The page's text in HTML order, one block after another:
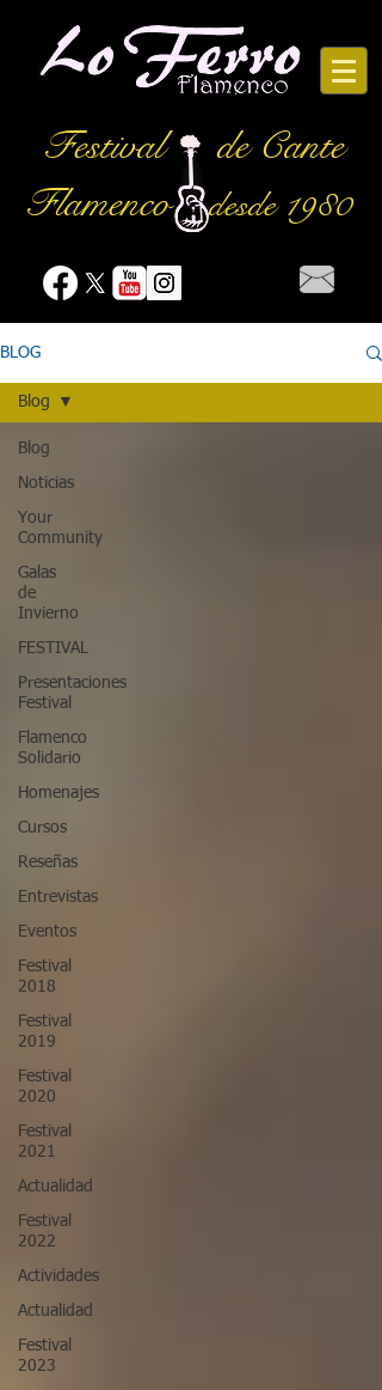
Festival
de Cante
Flamencodesde 1980
BLOG
Blog
Noticias
Your
Community
Galas
de
Invierno
FESTIVAL
Presentaciones
Festival
Flamenco
Solidario
Homenajes
Cursos
Reseñas
Entrevistas
Eventos
Festival
2018
Festival
2019
Festival
2020
Festival
2021
Actualidad
Festival
2022
Actividades
Actualidad
Festival
2023
Blog